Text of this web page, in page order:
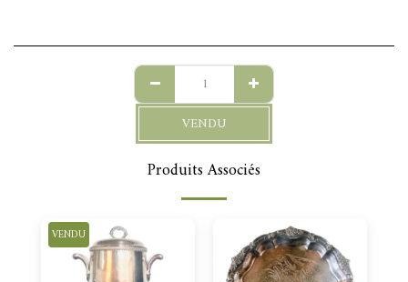
VENDU
Produits Associés
VENDU